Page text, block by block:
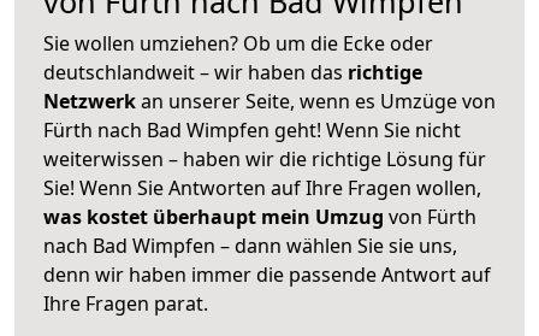
Sie wollen umziehen? Ob um die Ecke oder
deutschlandweit – wir haben das richtige
Netzwerkan unserer Seite, wenn es Umzüge von
Fürth nach Bad Wimpfen geht! Wenn Sie nicht
weiterwissen – haben wir die richtige Lösung für
Sie! Wenn Sie Antworten auf Ihre Fragen wollen,
was kostet überhaupt mein Umzug von Fürth
nach Bad Wimpfen – dann wählen Sie sie uns,
denn wir haben immer die passende Antwort auf
Ihre Fragen parat.